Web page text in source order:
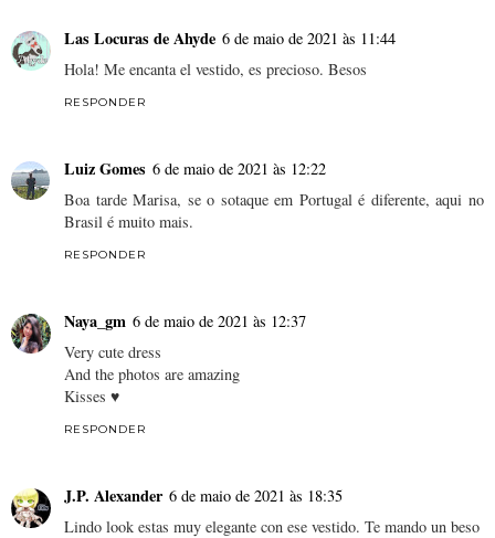
Las Locuras de Ahyde 6 de maio de 2021 às 11:44
Hola! Me encanta el vestido, es precioso. Besos
RESPONDER
Luiz Gomes 6 de maio de 2021 às 12:22
Boa tarde Marisa, se o sotaque em Portugal é diferente, aqui no
Brasil é muito mais.
RESPONDER
Naya_gm 6 de maio de 2021 às 12:37
Very cute dress
And the photos are amazing
Kisses ♥
RESPONDER
J.P. Alexander 6 de maio de 2021 às 18:35
Lindo look estas muy elegante con ese vestido. Te mando un beso